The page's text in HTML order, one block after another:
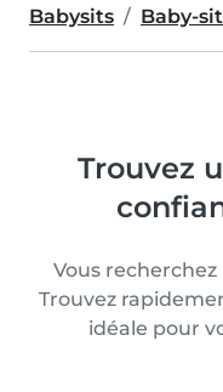
Babysits Baby-
Trouvez
Vous
Trouvez
idéale pour